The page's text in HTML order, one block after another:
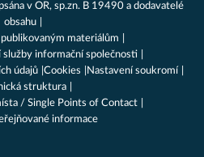
v OR, sp.zn. B 19490 a dodavatelé
obsahu
materiálům
služby informační společnosti
údajů Cookies
Nastavení soukromí
struktura
/ Single Points of Contact
informace